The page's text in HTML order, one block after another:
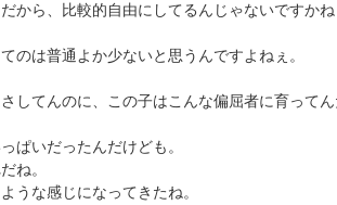
から、比較的自由にしてるんじゃないですかね
のは普通よか少ないと思うんですよねぇ。
してんのに、この子はこんな偏屈者に育って
ぱいだったんだけども。
ね。
うな感じになってきたね。